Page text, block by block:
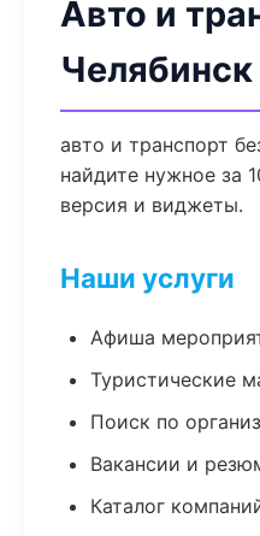
Авто и
Челябинск
авто и транспорт
найдите нужное за
версия и виджеты.
Наши услуги
Афиша
Туристические
Поиск по
Вакансии и
Каталог